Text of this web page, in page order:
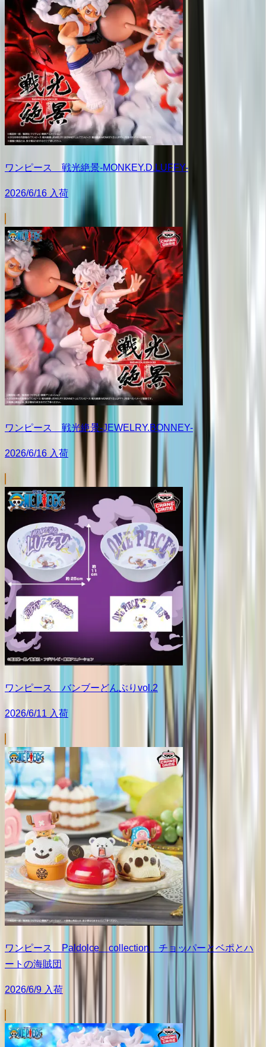
ワンピース 戦光絶景-MONKEY.D.LUFFY-
2026/6/16 入荷
ワンピース 戦光絶景-JEWELRY.BONNEY-
2026/6/16 入荷
ワンピース バンブーどんぶりvol.2
2026/6/11 入荷
ワンピース Paldolce collection チョッパーとベポとハ
ートの海賊団
2026/6/9 入荷